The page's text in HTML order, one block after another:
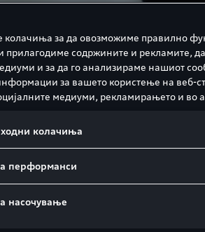
колачиња за да овозможиме правилно
прилагодиме содржините и рекламите,
и за да го анализираме нашиот
за вашето користење на веб-
медиуми, рекламирањето и во
колачиња
перформанси
насочување